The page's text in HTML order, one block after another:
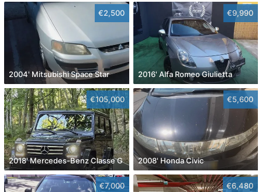
€2,500
2004' Mitsubishi Space Star
€9,990
2016' Alfa Romeo Giulietta
€105,000
2018' Mercedes-Benz Classe G
€5,600
2008' Honda Civic
€7,000 €6,480